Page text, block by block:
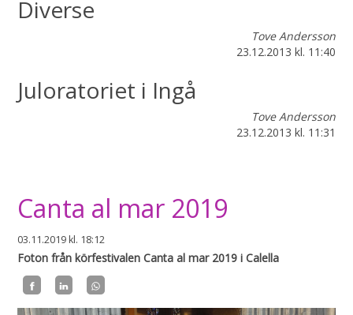
Diverse
Tove Andersson
23.12.2013 kl. 11:40
Juloratoriet i Ingå
Tove Andersson
23.12.2013 kl. 11:31
Canta al mar 2019
03.11.2019kl. 18:12
Foton från körfestivalen Canta al mar 2019 i Calella